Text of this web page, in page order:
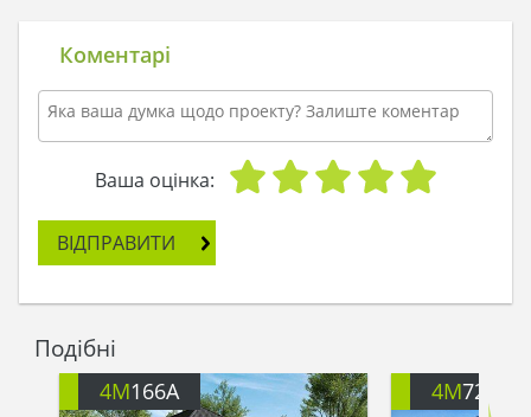
Коментарі
Ваша оцінка:
ВІДПРАВИТИ
Подібні
4M166A 4M722